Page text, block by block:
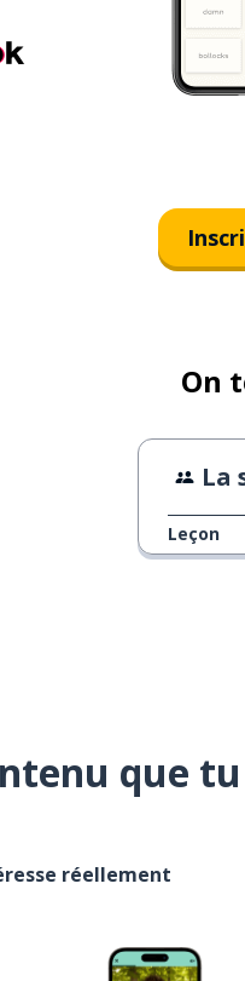
On
La
Leçon
que tu
réellement